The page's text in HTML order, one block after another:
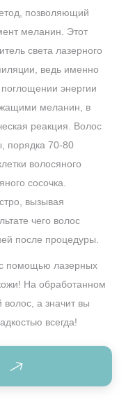
позволяющий
меланин. Этот
света лазерного
ведь именно
энергии
меланин, в
реакция. Волос
порядка 70-80
волосяного
сосочка.
вызывая
чего волос
после процедуры.
помощью лазерных
На обработанном
волос, а значит вы
всегда!